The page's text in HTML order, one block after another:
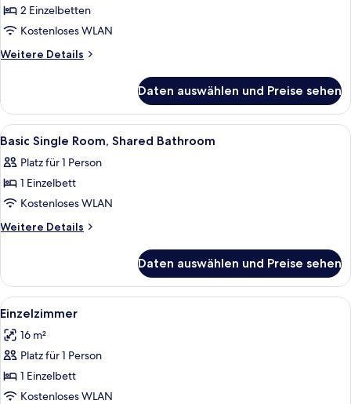
Twin
Room
anzeigen
2 Einzelbetten
Kostenloses WLAN
Weitere Details
Weitere
Room
Daten auswählen und Preise sehen
Alle
Fotos
für
Basic
Single
Room,
anzeigen
Ein Hotelzimmer mit Bett,
1
Basic Single Room, Shared Bathroom
Platz für 1 Person
1 Einzelbett
Kostenloses WLAN
Weitere Details
Weitere
Single
Room,
Shared
Daten auswählen und Preise sehen
Alle
Fotos
für
Einzelzimmer
anzeigen
Einzelzimmer | Schreibtisch,
3
Einzelzimmer
16 m²
Platz für 1 Person
1 Einzelbett
Kostenloses WLAN